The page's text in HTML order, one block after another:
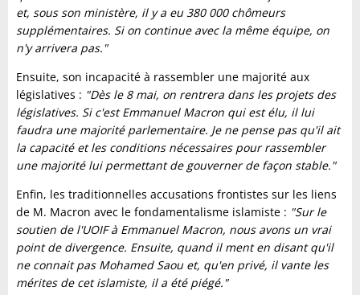
et, sous son ministère, il y a eu 380 000 chômeurs
supplémentaires. Si on continue avec la même équipe, on
n'y arrivera pas."
Ensuite, son incapacité à rassembler une majorité aux
législatives : "Dès le 8 mai, on rentrera dans les projets des
législatives. Si c'est Emmanuel Macron qui est élu, il lui
faudra une majorité parlementaire. Je ne pense pas qu'il ait
la capacité et les conditions nécessaires pour rassembler
une majorité lui permettant de gouverner de façon stable."
Enfin, les traditionnelles accusations frontistes sur les liens
de M. Macron avec le fondamentalisme islamiste : "Sur le
soutien de l'UOIF à Emmanuel Macron, nous avons un vrai
point de divergence. Ensuite, quand il ment en disant qu'il
ne connait pas Mohamed Saou et, qu'en privé, il vante les
mérites de cet islamiste, il a été piégé."